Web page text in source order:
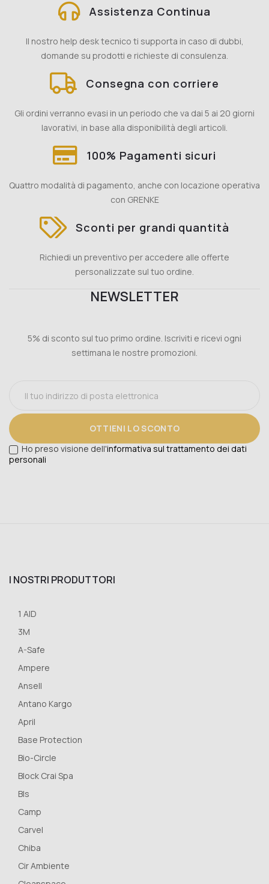
Assistenza Continua
Il nostro help desk tecnico ti supporta in caso di dubbi,
domande su prodotti e richieste di consulenza.
Consegna con corriere
Gli ordini verranno evasi in un periodo che va dai 5 ai 20 giorni
lavorativi, in base alla disponibilità degli articoli.
100% Pagamenti sicuri
Quattro modalità di pagamento, anche con locazione operativa
con GRENKE
Sconti per grandi quantità
Richiedi un preventivo per accedere alle offerte
personalizzate sul tuo ordine.
NEWSLETTER
5% di sconto sul tuo primo ordine. Iscriviti e ricevi ogni
settimana le nostre promozioni.
OTTIENI LO SCONTO
Ho preso visione dell'informativa sul trattamento dei dati
personali
I NOSTRI PRODUTTORI
1 AID
3M
A-Safe
Ampere
Ansell
Antano Kargo
April
Base Protection
Bio-Circle
Block Crai Spa
Bls
Camp
Carvel
Chiba
Cir Ambiente